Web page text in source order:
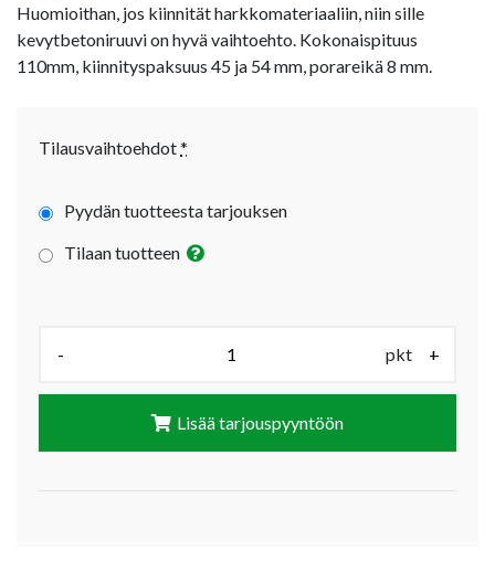
Huomioithan, jos kiinnität harkkomateriaaliin, niin sille
kevytbetoniruuvi on hyvä vaihtoehto. Kokonaispituus
110mm, kiinnityspaksuus 45 ja 54 mm, porareikä 8 mm.
Tilausvaihtoehdot*
Pyydän tuotteesta tarjouksen
Tilaan tuotteen
- pkt +
Lisää tarjouspyyntöön